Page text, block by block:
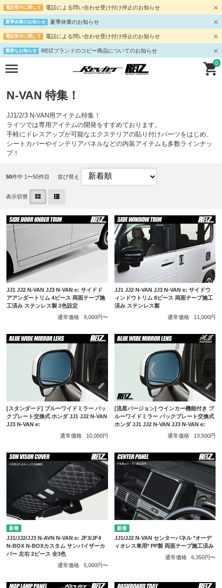
電話受付に関して 電話による問い合わせ受け付け停止のお知らせ
夏季休業のお知らせ 夏季休業のお知らせ
電話受付に関して 電話による問い合わせ受け付け停止のお知らせ
重要なお知らせ REIZブランドのコピー商品についてのお知らせ
0
N-VAN 特集！
JJ1/2/3 N-VAN用アイテム特集！
ライツでは専用アイテムの開発をすすめております。
手軽にドレスアップが可能なエクステリアの貼り付けパーツをはじめ、
シートカバーやインテリアパネルなどの内装アイテムも多数ラインナッ
プ！
50件中 1〜50件目 並び替え
表示切替
JJ1 JJ2 N-VAN JJ3 N-VAN e: サイドド
アアンダートリム 4ピース 両面テープ施
工済み ステンレス製 2色設定
通常価格
9,000円〜
JJ1 JJ2 N-VAN JJ3 N-VAN e: サイドウ
ィンドウトリム 8ピース 両面テープ施工
済み ステンレス製
通常価格
11,000円
[スタンダード] ブルーワイドミラー バッ
クプレート交換式 ホンダ JJ1 JJ2 N-VAN
JJ3 N-VAN e:
通常価格
10,000円
[流星バージョン] ウインカー機能付き ブ
ルーワイドミラー バックプレート交換式
ホンダ JJ1 JJ2 N-VAN JJ3 N-VAN e:
通常価格
13,500円
JJ1/JJ2/JJ3 N-AVN N-VAN e: JF3/JF4
N-BOX N-BOXカスタム サンバイザーカ
バー 左右 2ピース 全3色
通常価格
5,000円〜
JJ1/JJ2 N-VAN センターパネル *オーデ
ィオレス車用* PP製 両面テープ施工済み
通常価格
6,350円〜